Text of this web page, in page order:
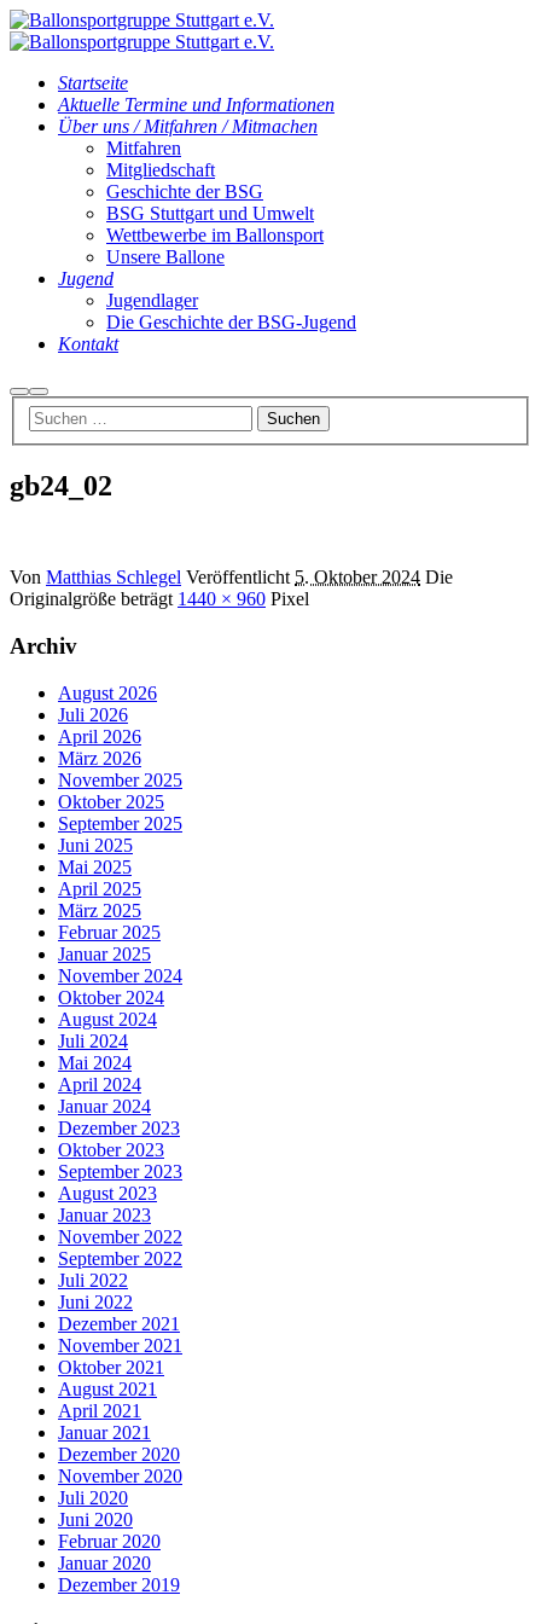
Startseite
Aktuelle Termine und Informationen
Über uns / Mitfahren / Mitmachen
Mitfahren
Mitgliedschaft
Geschichte der BSG
BSG Stuttgart und Umwelt
Wettbewerbe im Ballonsport
Unsere Ballone
Jugend
Jugendlager
Die Geschichte der BSG-Jugend
Kontakt
Suchen
Hauptmenü
gb24_02
Von Matthias Schlegel Veröffentlicht 5. Oktober 2024 Die
Originalgröße beträgt 1440 × 960 Pixel
Archiv
August 2026
Juli 2026
April 2026
März 2026
November 2025
Oktober 2025
September 2025
Juni 2025
Mai 2025
April 2025
März 2025
Februar 2025
Januar 2025
November 2024
Oktober 2024
August 2024
Juli 2024
Mai 2024
April 2024
Januar 2024
Dezember 2023
Oktober 2023
September 2023
August 2023
Januar 2023
November 2022
September 2022
Juli 2022
Juni 2022
Dezember 2021
November 2021
Oktober 2021
August 2021
April 2021
Januar 2021
Dezember 2020
November 2020
Juli 2020
Juni 2020
Februar 2020
Januar 2020
Dezember 2019